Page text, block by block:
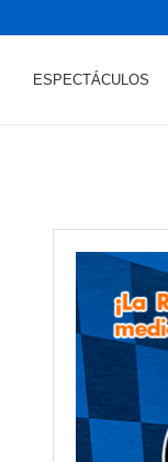
ESPECTÁCULOS